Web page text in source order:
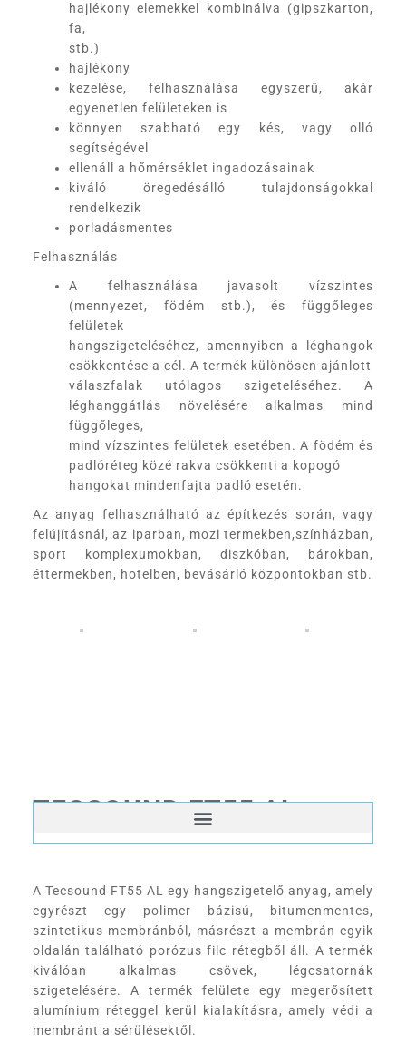
hajlékony elemekkel kombinálva (gipszkarton,
fa,
stb.)
hajlékony
kezelése, felhasználása egyszerű, akár
egyenetlen felületeken is
könnyen szabható egy kés, vagy olló
segítségével
ellenáll a hőmérséklet ingadozásainak
kiváló öregedésálló tulajdonságokkal
rendelkezik
porladásmentes
Felhasználás
A felhasználása javasolt vízszintes
(mennyezet, födém stb.), és függőleges
felületek
hangszigeteléséhez, amennyiben a léghangok
csökkentése a cél. A termék különösen ajánlott
válaszfalak utólagos szigeteléséhez. A
léghanggátlás növelésére alkalmas mind
függőleges,
mind vízszintes felületek esetében. A födém és
padlóréteg közé rakva csökkenti a kopogó
hangokat mindenfajta padló esetén.
Az anyag felhasználható az építkezés során, vagy
felújításnál, az iparban, mozi termekben,színházban,
sport komplexumokban, diszkóban, bárokban,
éttermekben, hotelben, bevásárló központokban stb.
TECSOUND FT55 AL
A Tecsound FT55 AL egy hangszigetelő anyag, amely
egyrészt egy polimer bázisú, bitumenmentes,
szintetikus membránból, másrészt a membrán egyik
oldalán található porózus filc rétegből áll. A termék
kiválóan alkalmas csövek, légcsatornák
szigetelésére. A termék felülete egy megerősített
alumínium réteggel kerül kialakításra, amely védi a
membránt a sérülésektől.